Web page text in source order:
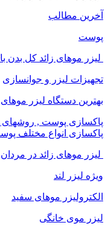
آخرین مطالب
پوست
لیزر موهای زائد کل بدن
تجهیزات لیزر و جوانسازی
بهترین دستگاه لیزر موهای
پاکسازی پوست ,
پاکسازی انواع مختلف
لیزر موهای زائد در مردان
ویژه لیزر لند
الکترولیزر موهای سفید
لیزر موی خانگی